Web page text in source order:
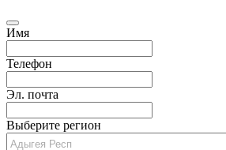
Имя
Телефон
Эл. почта
Выберите регион